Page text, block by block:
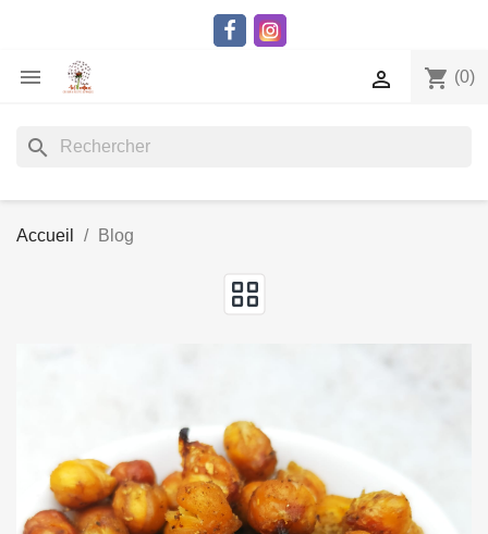
 shopping_cart (0)

search
Accueil Blog